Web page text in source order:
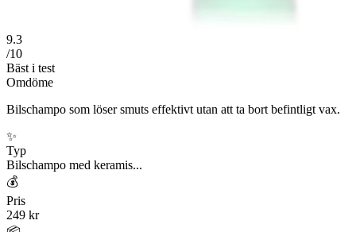
9.3
/10
Bäst i test
Omdöme
Bilschampo som löser smuts effektivt utan att ta bort befintligt vax.
✨
Typ
Bilschampo med keramis...
💰
Pris
249 kr